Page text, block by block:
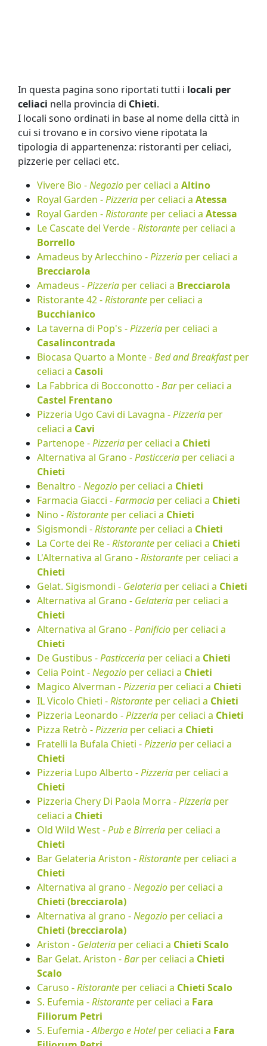
In questa pagina sono riportati tutti i locali per
celiaci nella provincia di Chieti.
I locali sono ordinati in base al nome della città in
cui si trovano e in corsivo viene ripotata la
tipologia di appartenenza: ristoranti per celiaci,
pizzerie per celiaci etc.
Vivere Bio -Negozio per celiaci a Altino
Royal Garden -Pizzeria per celiaci a Atessa
Royal Garden -Ristorante per celiaci a Atessa
Le Cascate del Verde -Ristorante per celiaci a
Borrello
Amadeus by Arlecchino -Pizzeria per celiaci a
Brecciarola
Amadeus -Pizzeria per celiaci a Brecciarola
Ristorante 42 -Ristorante per celiaci a
Bucchianico
La taverna di Pop's -Pizzeria per celiaci a
Casalincontrada
Biocasa Quarto a Monte -Bed and Breakfastper
celiaci a Casoli
La Fabbrica di Bocconotto -Barper celiaci a
Castel Frentano
Pizzeria Ugo Cavi di Lavagna -Pizzeria per
celiaci a Cavi
Partenope -Pizzeria per celiaci a Chieti
Alternativa al Grano -Pasticceria per celiaci a
Chieti
Benaltro -Negozio per celiaci a Chieti
Farmacia Giacci -Farmacia per celiaci a Chieti
Nino -Ristorante per celiaci a Chieti
Sigismondi -Ristorante per celiaci a Chieti
La Corte dei Re -Ristorante per celiaci a Chieti
L'Alternativa al Grano -Ristorante per celiaci a
Chieti
Gelat. Sigismondi - Gelateria per celiaci a Chieti
Alternativa al Grano - Gelateria per celiaci a
Chieti
Alternativa al Grano -Panificio per celiaci a
Chieti
De Gustibus -Pasticceria per celiaci a Chieti
Celia Point -Negozio per celiaci a Chieti
Magico Alverman -Pizzeria per celiaci a Chieti
IL Vicolo Chieti -Ristorante per celiaci a Chieti
Pizzeria Leonardo -Pizzeria per celiaci a Chieti
Pizza Retrò -Pizzeria per celiaci a Chieti
Fratelli la Bufala Chieti -Pizzeria per celiaci a
Chieti
Pizzeria Lupo Alberto -Pizzeria per celiaci a
Chieti
Pizzeria Chery Di Paola Morra -Pizzeria per
celiaci a Chieti
Old Wild West -Pub e Birreria per celiaci a
Chieti
Bar Gelateria Ariston -Ristorante per celiaci a
Chieti
Alternativa al grano -Negozio per celiaci a
Chieti (brecciarola)
Alternativa al grano -Negozio per celiaci a
Chieti (brecciarola)
Ariston - Gelateria per celiaci a Chieti Scalo
Bar Gelat. Ariston -Barper celiaci a Chieti
Scalo
Caruso -Ristorante per celiaci a Chieti Scalo
S. Eufemia -Ristorante per celiaci a Fara
Filiorum Petri
S. Eufemia -Albergo e Hotelper celiaci a Fara